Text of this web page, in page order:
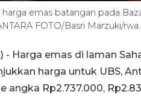
emas batangan pada
FOTO/Basri Marzuki/
- Harga emas di laman
harga untuk UBS,
angka Rp2.737.000,